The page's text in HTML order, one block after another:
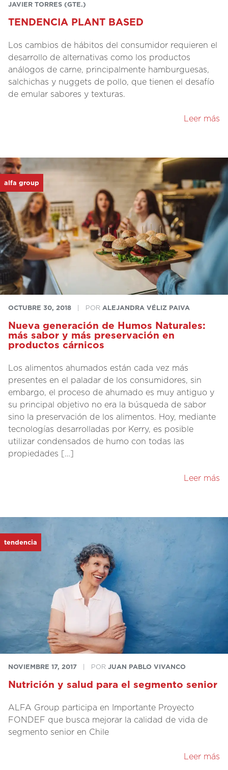
JAVIER TORRES (GTE.)
TENDENCIA PLANT BASED
Los cambios de hábitos del consumidor requieren el
desarrollo de alternativas como los productos
análogos de carne, principalmente hamburguesas,
salchichas y nuggets de pollo, que tienen el desafío
de emular sabores y texturas.
Leer más
alfa group
OCTUBRE 30, 2018 | POR ALEJANDRA VÉLIZ PAIVA
Nueva generación de Humos Naturales:
más sabor y más preservación en
productos cárnicos
Los alimentos ahumados están cada vez más
presentes en el paladar de los consumidores, sin
embargo, el proceso de ahumado es muy antiguo y
su principal objetivo no era la búsqueda de sabor
sino la preservación de los alimentos. Hoy, mediante
tecnologías desarrolladas por Kerry, es posible
utilizar condensados de humo con todas las
propiedades […]
Leer más
tendencia
NOVIEMBRE 17, 2017 POR JUAN PABLO VIVANCO
Nutrición y salud para el segmento senior
ALFA Group participa en Importante Proyecto
FONDEF que busca mejorar la calidad de vida de
segmento senior en Chile
Leer más